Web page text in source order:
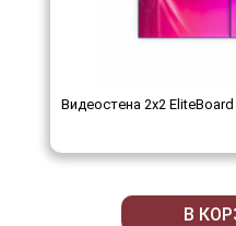
Видеостена 2x2 EliteBoard
В